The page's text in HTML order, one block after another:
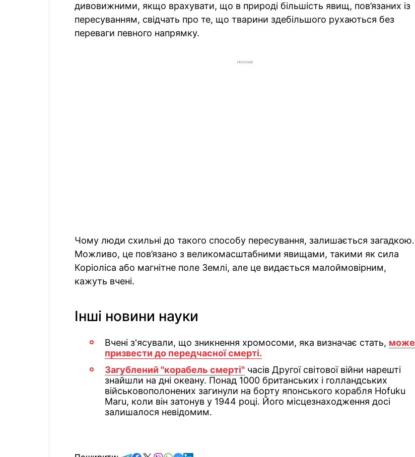
дивовижними, якщо врахувати, що в природі більшість явищ, пов’язаних із
пересуванням, свідчать про те, що тварини здебільшого рухаються без
переваги певного напрямку.
РЕКЛАМА
Чому люди схильні до такого способу пересування, залишається загадкою.
Можливо, це пов’язано з великомасштабними явищами, такими як сила
Коріоліса або магнітне поле Землі, але це видається малоймовірним,
кажуть вчені.
Інші новини науки
Вчені з'ясували, що зникнення хромосоми, яка визначає стать, може
призвести до передчасної смерті.
Загублений "корабель смерті" часів Другої світової війни нарешті
знайшли на дні океану. Понад 1000 британських і голландських
військовополонених загинули на борту японського корабля Hofuku
Maru, коли він затонув у 1944 році. Його місцезнаходження досі
залишалося невідомим.